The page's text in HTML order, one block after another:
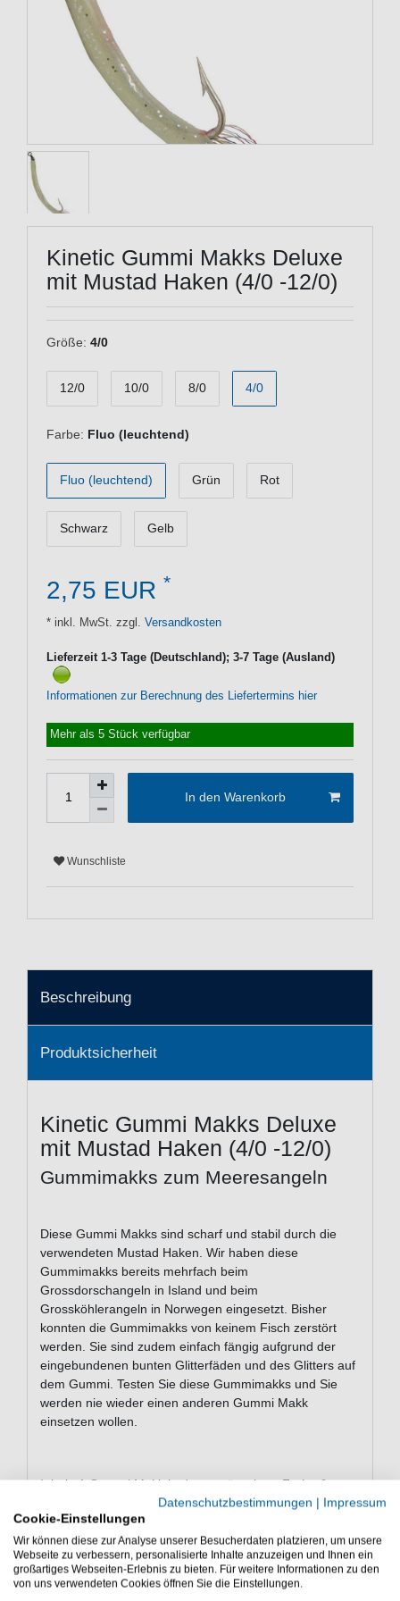
Kinetic Gummi Makks Deluxe
mit Mustad Haken (4/0 -12/0)
Größe: 4/0
12/0 10/0 8/0 4/0
Farbe: Fluo (leuchtend)
Fluo (leuchtend) Grün Rot
Schwarz Gelb
2,75 EUR *
* inkl. MwSt. zzgl. Versandkosten
Lieferzeit 1-3 Tage (Deutschland); 3-7 Tage (Ausland)
Informationen zur Berechnung des Liefertermins hier
Mehr als 5 Stück verfügbar
In den Warenkorb
Wunschliste
Beschreibung
Produktsicherheit
Kinetic Gummi Makks Deluxe
mit Mustad Haken (4/0 -12/0)
Gummimakks zum Meeresangeln
Diese Gummi Makks sind scharf und stabil durch die
verwendeten Mustad Haken. Wir haben diese
Gummimakks bereits mehrfach beim
Grossdorschangeln in Island und beim
Grossköhlerangeln in Norwegen eingesetzt. Bisher
konnten die Gummimakks von keinem Fisch zerstört
werden. Sie sind zudem einfach fängig aufgrund der
eingebundenen bunten Glitterfäden und des Glitters auf
dem Gummi. Testen Sie diese Gummimakks und Sie
werden nie wieder einen anderen Gummi Makk
einsetzen wollen.
Inhalt: 1 Gummi Makk in der gewünschten Farbe &
Gummimakks zum Meeresangeln in Norwegen und
Island die Kinetic Gummi Makk Deluxe mit Mustad
Haken (4/0 -12/0) für Dorsch & Köhler.
Datenschutzbestimmungen | Impressum
Cookie-Einstellungen
Wir können diese zur Analyse unserer Besucherdaten platzieren, um unsere
Webseite zu verbessern, personalisierte Inhalte anzuzeigen und Ihnen ein
großartiges Webseiten-Erlebnis zu bieten. Für weitere Informationen zu den
von uns verwendeten Cookies öffnen Sie die Einstellungen.